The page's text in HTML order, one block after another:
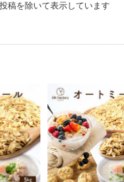
稿を除いて表示しています